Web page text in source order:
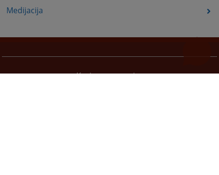
Medijacija
Korisne poveznice